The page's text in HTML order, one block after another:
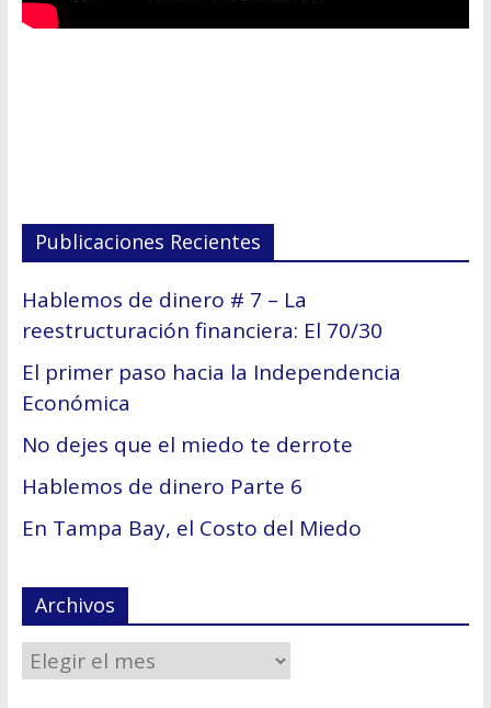
Publicaciones Recientes
Hablemos de dinero # 7 – La
reestructuración financiera: El 70/30
El primer paso hacia la Independencia
Económica
No dejes que el miedo te derrote
Hablemos de dinero Parte 6
En Tampa Bay, el Costo del Miedo
Archivos